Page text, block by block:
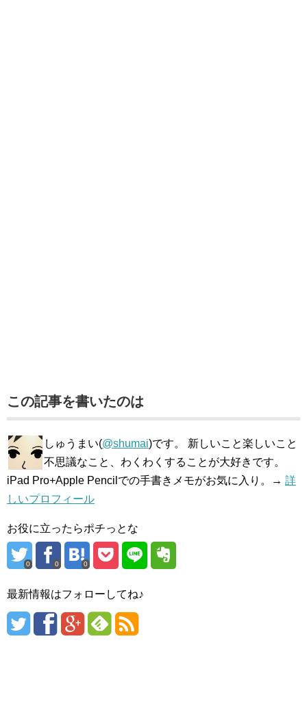
この記事を書いたのは
しゅうまい(@shumai)です。 新しいこと楽しいこと
不思議なこと、わくわくすることが大好きです。
iPad Pro+Apple Pencilでの手書きメモがお気に入り。→ 詳
しいプロフィール
お役に立ったらポチっとな
0 0 0
最新情報はフォローしてね♪